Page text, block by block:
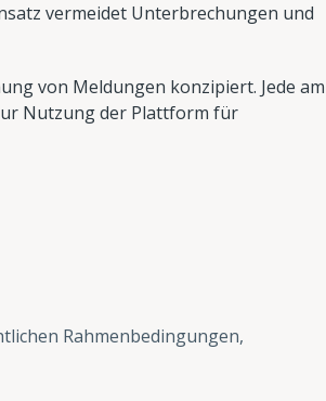
vermeidet Unterbrechungen und
von Meldungen konzipiert. Jede am
Nutzung der Plattform für
Rahmenbedingungen,